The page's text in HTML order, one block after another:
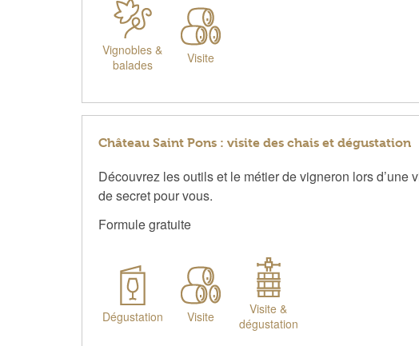
Vignobles &
balades
Visite
Château Saint Pons : visite des chais et dégustation
Découvrez les outils et le métier de vigneron lors
de secret pour vous.
Formule gratuite
Dégustation Visite
Visite &
dégustation